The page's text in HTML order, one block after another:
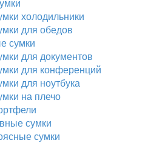
холодильники
для обедов
сумки
для документов
для конференций
для ноутбука
на плечо
сумки
сумки